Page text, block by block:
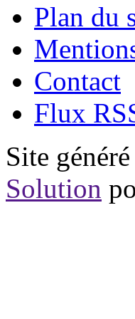
Plan du
Contact
Flux
Site
Solution